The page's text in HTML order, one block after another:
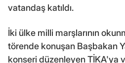
vatandaş katıldı.
İki ülke milli marşlarının
törende konuşan Başbakan
konseri düzenleyen TİKA'ya